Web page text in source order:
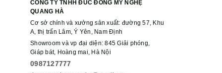
CÔNG TY TNHH ĐÚC ĐỒNG MỸ NGHỆ
QUANG HÀ
Cơ sở chính và xưởng sản xuất: đường 57, Khu
A, thị trấn Lâm, Ý Yên, Nam Định
Showroom và vp đại diện: 845 Giải phóng,
Giáp bát, Hoàng mai, Hà Nội
0987127777